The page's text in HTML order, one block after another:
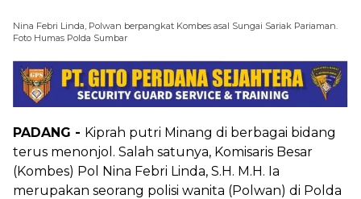
Nina Febri Linda, Polwan berpangkat Kombes asal Sungai Sariak Pariaman.
Foto Humas Polda Sumbar
PADANG - Kiprah putri Minang di berbagai bidang
terus menonjol. Salah satunya, Komisaris Besar
(Kombes) Pol Nina Febri Linda, S.H. M.H. Ia
merupakan seorang polisi wanita (Polwan) di Polda